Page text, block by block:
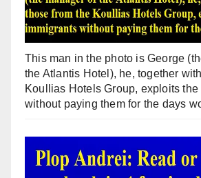
This man in the photo is George
the Atlantis Hotel), he, together
Koullias Hotels Group, exploits
without paying them for the days